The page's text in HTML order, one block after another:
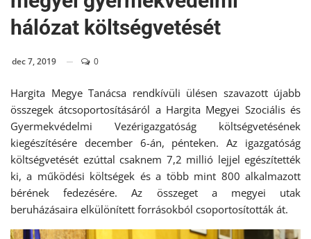
hálózat költségvetését
dec 7, 2019 0
Hargita Megye Tanácsa rendkívüli ülésen szavazott újabb
összegek átcsoportosításáról a Hargita Megyei Szociális és
Gyermekvédelmi Vezérigazgatóság költségvetésének
kiegészítésére december 6-án, pénteken. Az igazgatóság
költségvetését ezúttal csaknem 7,2 millió lejjel egészítették
ki, a működési költségek és a több mint 800 alkalmazott
bérének fedezésére. Az összeget a megyei utak
beruházásaira elkülönített forrásokból csoportosították át.